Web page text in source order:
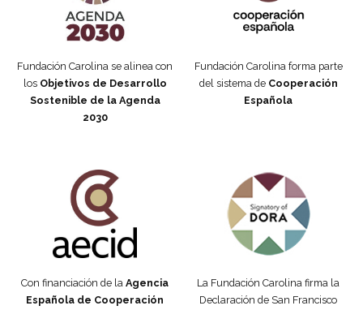
Fundación Carolina se alinea con
los Objetivos de Desarrollo
Sostenible de la Agenda
2030
Fundación Carolina forma parte
del sistema de Cooperación
Española
Con financiación de la Agencia
Española de Cooperación
La Fundación Carolina firma la
Declaración de San Francisco